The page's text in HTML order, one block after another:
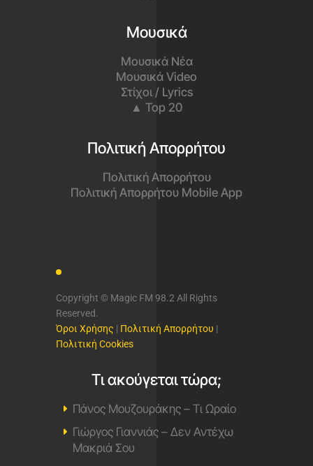
Μουσικά
Μουσικά Νέα
Μουσικά Video
Στίχοι / Lyrics
▲ Top 20
Πολιτική Απορρήτου
Πολιτική Απορρήτου
Πολιτική Απορρήτου Mobile App
Copyright © Magic FM 98.2 All Rights
Reserved.
Όροι Χρήσης | Πολιτική Απορρήτου |
Πολιτική Cookies
Τι ακούγεται τώρα;
Πάνος Μουζουράκης – Τι Ωραίο
Γιώργος Γιαννιάς – Δεν Αντέχω
Μακριά Σου